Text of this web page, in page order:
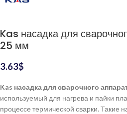
Kas насадка для
25 мм
3.63$
Kas насадка для сварочного
используемый для нагрева и пайки
процессе термической сварки. Такие